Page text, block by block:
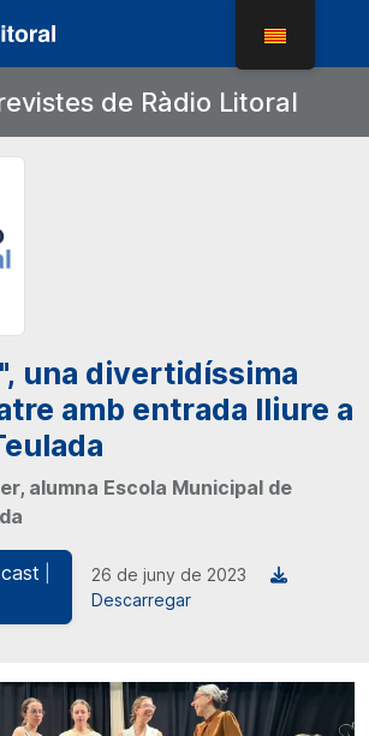
de Ràdio Litoral
una divertidíssima
amb entrada lliure a
alumna Escola Municipal de
26 de juny de 2023
Descarregar